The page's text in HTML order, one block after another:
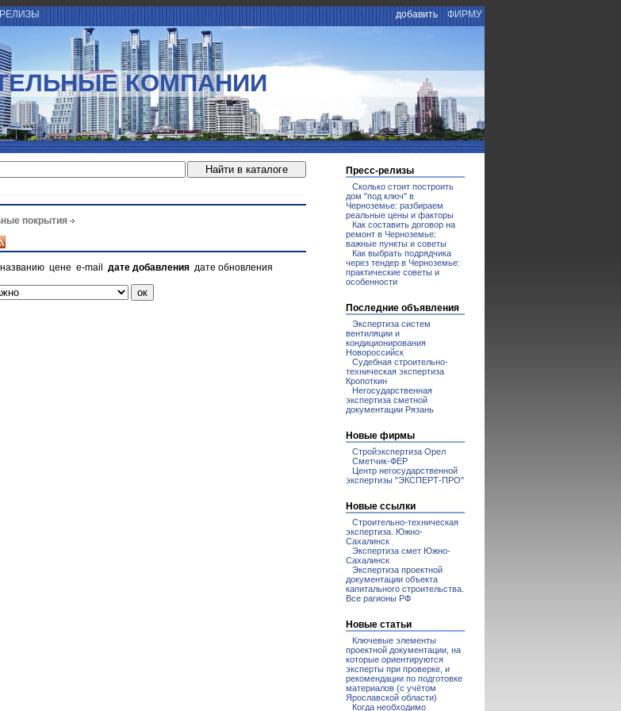
добавить ФИРМУ
КОМПАНИИ
покрытия
названию цене e-mail дате добавления дате обновления
Пресс-релизы
Сколько стоит построить
дом "под ключ" в
Черноземье: разбираем
реальные цены и факторы
Как составить договор на
ремонт в Черноземье:
важные пункты и советы
Как выбрать подрядчика
через тендер в Черноземье:
практические советы и
особенности
Последние объявления
Экспертиза систем
вентиляции и
кондиционирования
Новороссийск
Судебная строительно-
техническая экспертиза
Кропоткин
Негосударственная
экспертиза сметной
документации Рязань
Новые фирмы
Стройэкспертиза Орел
Сметчик-ФЕР
Центр негосударственной
экспертизы "ЭКСПЕРТ-ПРО"
Новые ссылки
Строительно-техническая
экспертиза. Южно-
Сахалинск
Экспертиза смет Южно-
Сахалинск
Экспертиза проектной
документации объекта
капитального строительства.
Все рагионы РФ
Новые статьи
Ключевые элементы
проектной документации, на
которые ориентируются
эксперты при проверке, и
рекомендации по подготовке
материалов (с учётом
Ярославской области)
Когда необходимо